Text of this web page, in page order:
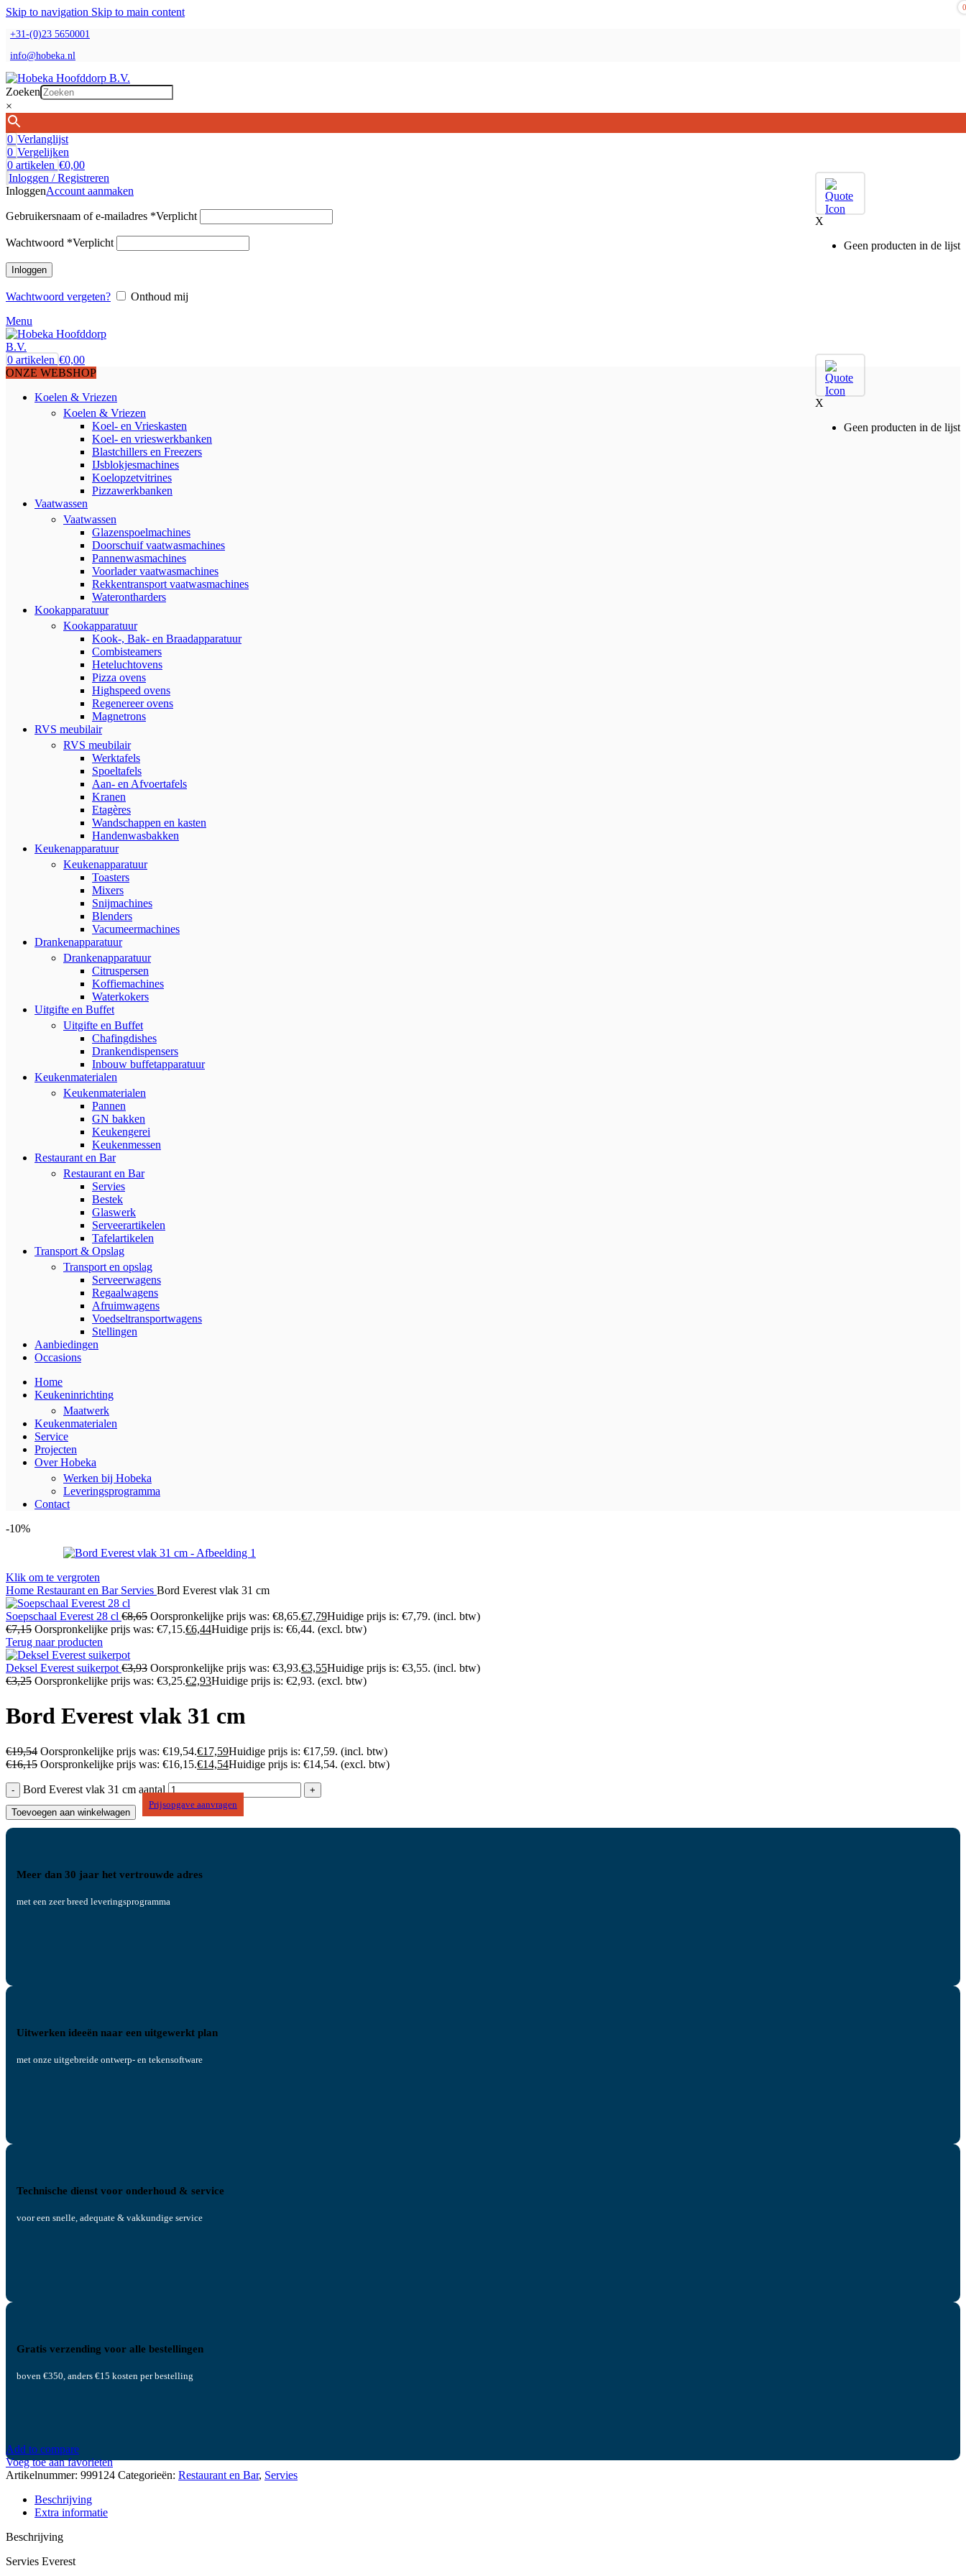
Skip to navigation Skip to main content
+31-(0)23 5650001
info@hobeka.nl
Zoeken
×
0 Verlanglijst
0 Vergelijken
0 artikelen €0,00
0
X
Geen producten in de lijst
Inloggen / Registreren
InloggenAccount aanmaken
Gebruikersnaam of e-mailadres *Verplicht
Wachtwoord *Verplicht
Inloggen
Wachtwoord vergeten?
Onthoud mij
Menu
0
X
Geen producten in de lijst
0 artikelen €0,00
ONZE WEBSHOP
Koelen & Vriezen
Koelen & Vriezen
Koel- en Vrieskasten
Koel- en vrieswerkbanken
Blastchillers en Freezers
IJsblokjesmachines
Koelopzetvitrines
Pizzawerkbanken
Vaatwassen
Vaatwassen
Glazenspoelmachines
Doorschuif vaatwasmachines
Pannenwasmachines
Voorlader vaatwasmachines
Rekkentransport vaatwasmachines
Waterontharders
Kookapparatuur
Kookapparatuur
Kook-, Bak- en Braadapparatuur
Combisteamers
Heteluchtovens
Pizza ovens
Highspeed ovens
Regenereer ovens
Magnetrons
RVS meubilair
RVS meubilair
Werktafels
Spoeltafels
Aan- en Afvoertafels
Kranen
Etagères
Wandschappen en kasten
Handenwasbakken
Keukenapparatuur
Keukenapparatuur
Toasters
Mixers
Snijmachines
Blenders
Vacumeermachines
Drankenapparatuur
Drankenapparatuur
Citruspersen
Koffiemachines
Waterkokers
Uitgifte en Buffet
Uitgifte en Buffet
Chafingdishes
Drankendispensers
Inbouw buffetapparatuur
Keukenmaterialen
Keukenmaterialen
Pannen
GN bakken
Keukengerei
Keukenmessen
Restaurant en Bar
Restaurant en Bar
Servies
Bestek
Glaswerk
Serveerartikelen
Tafelartikelen
Transport & Opslag
Transport en opslag
Serveerwagens
Regaalwagens
Afruimwagens
Voedseltransportwagens
Stellingen
Aanbiedingen
Occasions
Home
Keukeninrichting
Maatwerk
Keukenmaterialen
Service
Projecten
Over Hobeka
Werken bij Hobeka
Leveringsprogramma
Contact
-10%
Klik om te vergroten
Home Restaurant en Bar Servies Bord Everest vlak 31 cm
Soepschaal Everest 28 cl €8,65 Oorspronkelijke prijs was: €8,65.€7,79Huidige prijs is: €7,79. (incl. btw)
€7,15 Oorspronkelijke prijs was: €7,15.€6,44Huidige prijs is: €6,44. (excl. btw)
Terug naar producten
Deksel Everest suikerpot €3,93 Oorspronkelijke prijs was: €3,93.€3,55Huidige prijs is: €3,55. (incl. btw)
€3,25 Oorspronkelijke prijs was: €3,25.€2,93Huidige prijs is: €2,93. (excl. btw)
Bord Everest vlak 31 cm
€19,54 Oorspronkelijke prijs was: €19,54.€17,59Huidige prijs is: €17,59. (incl. btw)
€16,15 Oorspronkelijke prijs was: €16,15.€14,54Huidige prijs is: €14,54. (excl. btw)
Bord Everest vlak 31 cm aantal
Toevoegen aan winkelwagen
Prijsopgave aanvragen
Meer dan 30 jaar het vertrouwde adres
met een zeer breed leveringsprogramma
Uitwerken ideeën naar een uitgewerkt plan
met onze uitgebreide ontwerp- en tekensoftware
Technische dienst voor onderhoud & service
voor een snelle, adequate & vakkundige service
Gratis verzending voor alle bestellingen
boven €350, anders €15 kosten per bestelling
Add to compare
Voeg toe aan favorieten
Artikelnummer: 999124 Categorieën: Restaurant en Bar, Servies
Beschrijving
Extra informatie
Beschrijving
Servies Everest